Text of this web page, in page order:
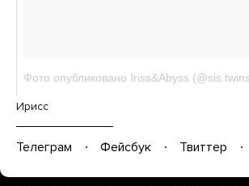
Ирисс
Телеграм Фейсбук Твиттер